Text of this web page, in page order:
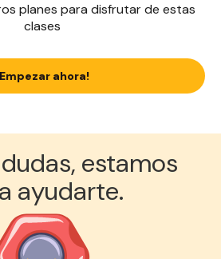
planes para disfrutar de estas
clases
ahora!
estamos
ayudarte.